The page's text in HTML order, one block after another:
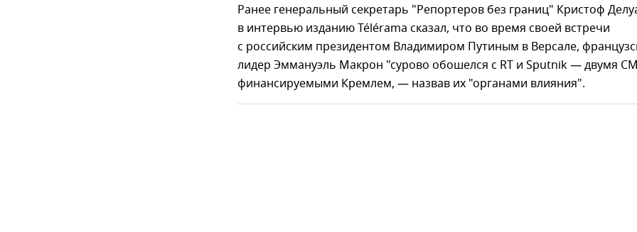
Ранее генеральный секретарь "Репортеров без границ" Кристоф
в интервью изданию Télérama сказал, что во время своей встречи
с российским президентом Владимиром Путиным в Версале,
лидер Эммануэль Макрон "сурово обошелся с RT и Sputnik — двумя
финансируемыми Кремлем, — назвав их "органами влияния".